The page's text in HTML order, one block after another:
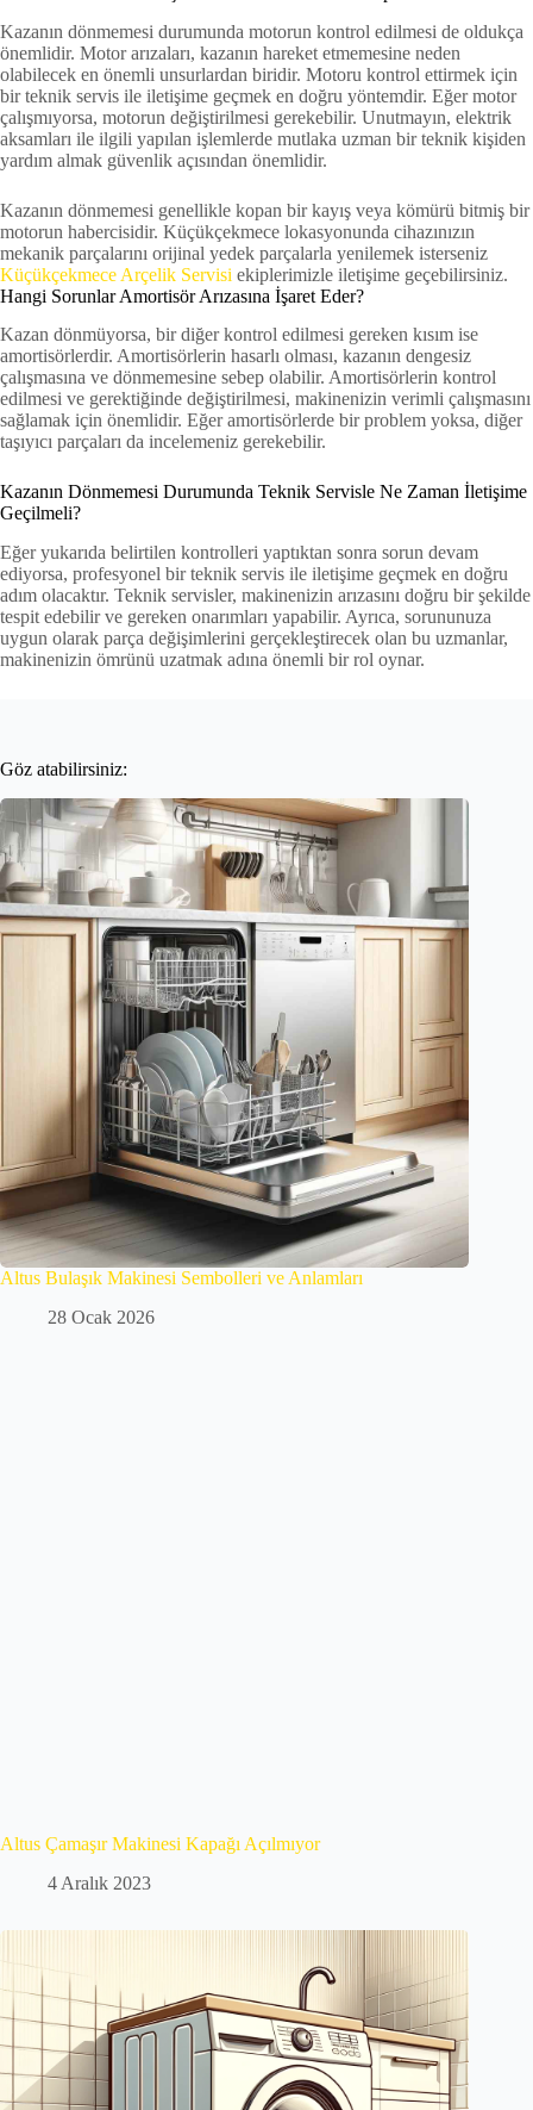
Kazanın dönmemesi durumunda motorun kontrol edilmesi de oldukça
önemlidir. Motor arızaları, kazanın hareket etmemesine neden
olabilecek en önemli unsurlardan biridir. Motoru kontrol ettirmek için
bir teknik servis ile iletişime geçmek en doğru yöntemdir. Eğer motor
çalışmıyorsa, motorun değiştirilmesi gerekebilir. Unutmayın, elektrik
aksamları ile ilgili yapılan işlemlerde mutlaka uzman bir teknik kişiden
yardım almak güvenlik açısından önemlidir.
Kazanın dönmemesi genellikle kopan bir kayış veya kömürü bitmiş bir
motorun habercisidir. Küçükçekmece lokasyonunda cihazınızın
mekanik parçalarını orijinal yedek parçalarla yenilemek isterseniz
Küçükçekmece Arçelik Servisi ekiplerimizle iletişime geçebilirsiniz.
Hangi Sorunlar Amortisör Arızasına İşaret Eder?
Kazan dönmüyorsa, bir diğer kontrol edilmesi gereken kısım ise
amortisörlerdir. Amortisörlerin hasarlı olması, kazanın dengesiz
çalışmasına ve dönmemesine sebep olabilir. Amortisörlerin kontrol
edilmesi ve gerektiğinde değiştirilmesi, makinenizin verimli çalışmasını
sağlamak için önemlidir. Eğer amortisörlerde bir problem yoksa, diğer
taşıyıcı parçaları da incelemeniz gerekebilir.
Kazanın Dönmemesi Durumunda Teknik Servisle Ne Zaman İletişime
Geçilmeli?
Eğer yukarıda belirtilen kontrolleri yaptıktan sonra sorun devam
ediyorsa, profesyonel bir teknik servis ile iletişime geçmek en doğru
adım olacaktır. Teknik servisler, makinenizin arızasını doğru bir şekilde
tespit edebilir ve gereken onarımları yapabilir. Ayrıca, sorununuza
uygun olarak parça değişimlerini gerçekleştirecek olan bu uzmanlar,
makinenizin ömrünü uzatmak adına önemli bir rol oynar.
Göz atabilirsiniz:
Altus Bulaşık Makinesi Sembolleri ve Anlamları
28 Ocak 2026
Altus Çamaşır Makinesi Kapağı Açılmıyor
4 Aralık 2023